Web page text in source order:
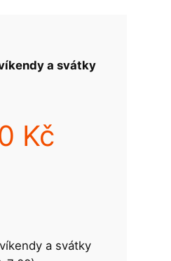
a svátky
Kč
a svátky